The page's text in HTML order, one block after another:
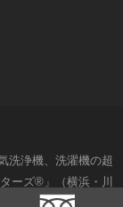
洗浄機、洗濯機の超
ーズ®」（横浜・川